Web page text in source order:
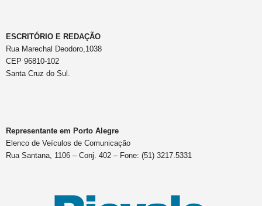
ESCRITÓRIO E REDAÇÃO
Rua Marechal Deodoro,1038
CEP 96810-102
Santa Cruz do Sul.
Representante em Porto Alegre
Elenco de Veículos de Comunicação
Rua Santana, 1106 – Conj. 402 – Fone: (51) 3217.5331